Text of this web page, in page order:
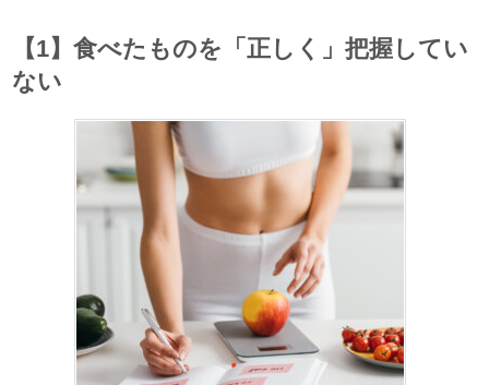
【1】食べたものを「正しく」把握してい
ない